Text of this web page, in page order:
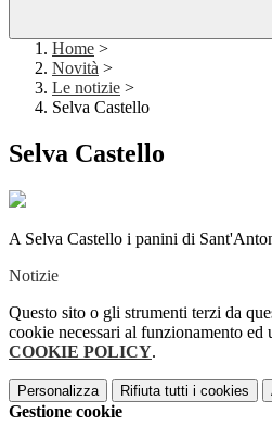
Home >
Novità >
Le notizie >
Selva Castello
Selva Castello
A Selva Castello i panini di
Notizie
Questo sito o gli strumenti terzi da
cookie necessari al funzionamento
COOKIE POLICY.
Personalizza Rifiuta tutti i cookies
Gestione cookie